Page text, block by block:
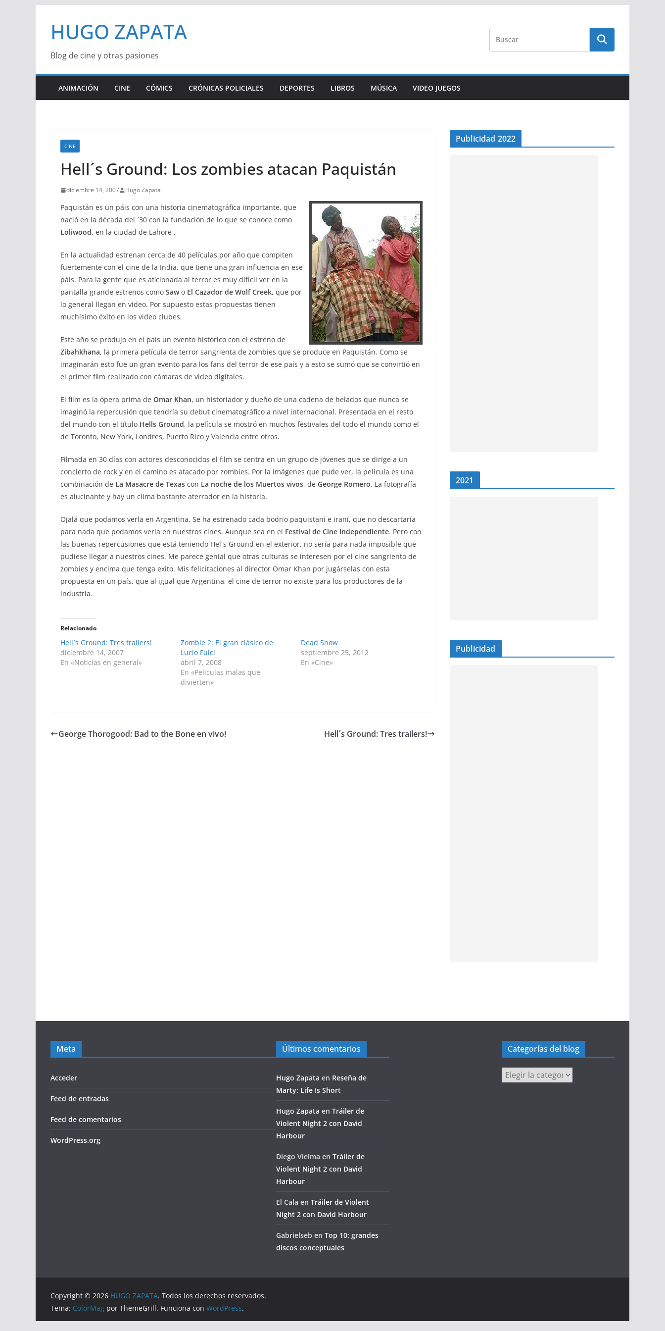
contenido
HUGO ZAPATA
Blog de cine y otras pasiones
ANIMACIÓN CINE CÓMICS CRÓNICAS POLICIALES DEPORTES LIBROS MÚSICA VIDEO JUEGOS
CINE
Hell´s Ground: Los zombies atacan Paquistán
diciembre 14, 2007 Hugo Zapata
Paquistán es un páis con una historia cinematográfica importante, que
nació en la década del ´30 con la fundación de lo que se conoce como
Loliwood, en la ciudad de Lahore .
En la actualidad estrenan cerca de 40 películas por año que compiten
fuertemente con el cine de la India, que tiene una gran influencia en ese
páis. Para la gente que es aficionada al terror es muy difícil ver en la
pantalla grande estrenos como Sawo El Cazador de Wolf Creek, que por
lo general llegan en video. Por supuesto estas propuestas tienen
muchísimo éxito en los video clubes.
Este año se produjo en el país un evento histórico con el estreno de
Zibahkhana, la primera película de terror sangrienta de zombies que se produce en Paquistán. Como se
imaginarán esto fue un gran evento para los fans del terror de ese país y a esto se sumó que se convirtió en
el primer film realizado con cámaras de video digitales.
El film es la ópera prima de Omar Khan, un historiador y dueño de una cadena de helados que nunca se
imaginó la repercusión que tendría su debut cinematográfico a nivel internacional. Presentada en el resto
del mundo con el título Hells Ground, la película se mostró en muchos festivales del todo el mundo como el
de Toronto, New York, Londres, Puerto Rico y Valencia entre otros.
Filmada en 30 días con actores desconocidos el film se centra en un grupo de jóvenes que se dirige a un
concierto de rock y en el camino es atacado por zombies. Por la imágenes que pude ver, la película es una
combinación de La Masacre de Texas con La noche de los Muertos vivos, de George Romero. La fotografía
es alucinante y hay un clima bastante aterrador en la historia.
Ojalá que podamos verla en Argentina. Se ha estrenado cada bodrio paquistaní e iraní, que no descartaría
para nada que podamos verla en nuestros cines. Aunque sea en el Festival de Cine Independiente. Pero con
las buenas repercusiones que está teniendo Hel´s Ground en el exterior, no sería para nada imposible que
pudiese llegar a nuestros cines. Me parece genial que otras culturas se interesen por el cine sangriento de
zombies y encima que tenga exito. Mis felicitaciones al director Omar Khan por jugárselas con esta
propuesta en un país, que al igual que Argentina, el cine de terror no existe para los productores de la
industria.
Relacionado
Hell´s Ground: Tres trailers!
diciembre 14, 2007
En «Noticias en general»
Zombie 2: El gran clásico de
Lucio Fulci
abril 7, 2008
En «Peliculas malas que
divierten»
Dead Snow
septiembre 25, 2012
En «Cine»
George Thorogood: Bad to the Bone en vivo! Hell´s Ground: Tres trailers!
Publicidad 2022
2021
Publicidad
Meta
Acceder
Feed de entradas
Feed de comentarios
WordPress.org
Últimos comentarios
Hugo Zapata en Reseña de
Marty: Life Is Short
Hugo Zapata en Tráiler de
Violent Night 2 con David
Harbour
Diego Vielma en Tráiler de
Violent Night 2 con David
Harbour
El Cala en Tráiler de Violent
Night 2 con David Harbour
Gabrielseb en Top 10: grandes
discos conceptuales
Categorías del blog
Categorías
del
Copyright © 2026 HUGO ZAPATA. Todos los derechos reservados.
Tema: ColorMag por ThemeGrill. Funciona con WordPress.